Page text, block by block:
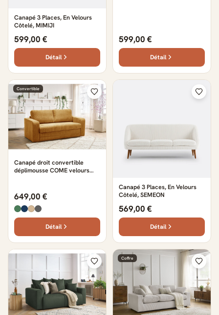
Canapé 3 Places, En Velours
Côtelé, MIMIJI
599,00 €
Détail
599,00 €
Détail
Convertible
Canapé droit convertible
déplimousse COME velours
649,00 €
Détail
Canapé 3 Places, En Velours
Côtelé, SEMEON
569,00 €
Détail
Coffre